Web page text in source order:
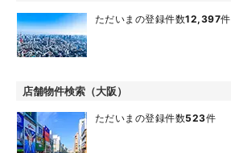
ただいまの登録件数12,397件
店舗物件検索（大阪）
ただいまの登録件数523件